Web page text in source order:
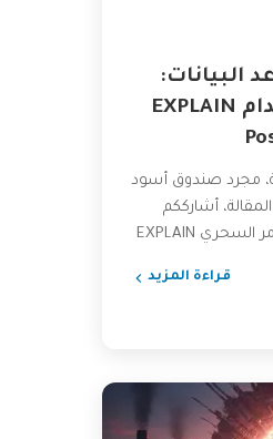
البيانات:
دليلك العملي لاستخدام EXPLAIN
مجرد صندوق أسود
أشارككم
قصة حقيقية وكيف كشف لنا الأمر السحري EXPLAIN
قراءة المزيد